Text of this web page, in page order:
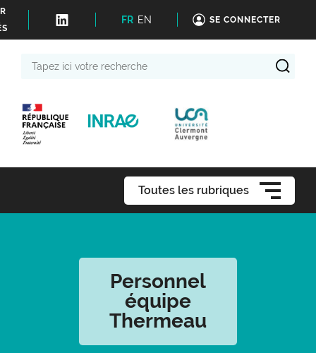
FR EN SE CONNECTER
Toutes les rubriques
Personnel
équipe
Thermeau